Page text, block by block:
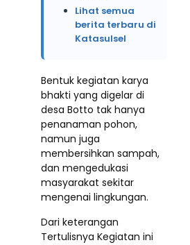
Lihat semua
berita terbaru di
Katasulsel
Bentuk kegiatan karya
bhakti yang digelar di
desa Botto tak hanya
penanaman pohon,
namun juga
membersihkan sampah,
dan mengedukasi
masyarakat sekitar
mengenai lingkungan.
Dari keterangan
Tertulisnya Kegiatan ini